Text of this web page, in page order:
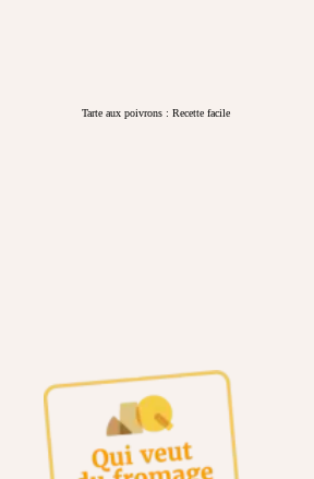
Tarte aux poivrons : Recette facile